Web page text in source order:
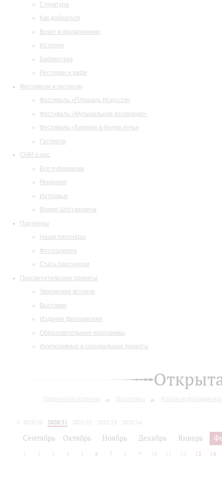
Структура
Как добраться
Визит в филармонию
История
Библиотека
Ресторан и кафе
Фестивали и гастроли
Фестиваль «Площадь Искусств»
Фестиваль «Музыкальная коллекция»
Фестиваль «Барокко в белую ночь»
Гастроли
СМИ о нас
Все публикации
Рецензии
Интервью
Время Шостаковича
Партнеры
Наши партнеры
Фотогалерея
Стать партнером
Просветительские проекты
Творческие встречи
Выставки
Издания филармонии
Образовательные программы
Инклюзивные и специальные проекты
Творческие встречи Выставки Издания
2019/20 2020/21 2021/22 2022/23
2023/24
Сентябрь Октябрь Ноябрь Декабрь Январь
2 3 4 5 6 7 8 9 10 12 13 14